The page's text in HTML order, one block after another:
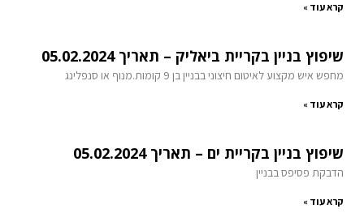
קרא עוד »
שיפוץ בניין בקריית ביאליק – תאריך 05.02.2024
מחפש איש מקצוע לאיטום חיצוני בבניין בן 9 קומות.מנוף או סנפלינג
קרא עוד »
שיפוץ בניין בקריית ים – תאריך 05.02.2024
הדבקת פסיפס בבניין
קרא עוד »